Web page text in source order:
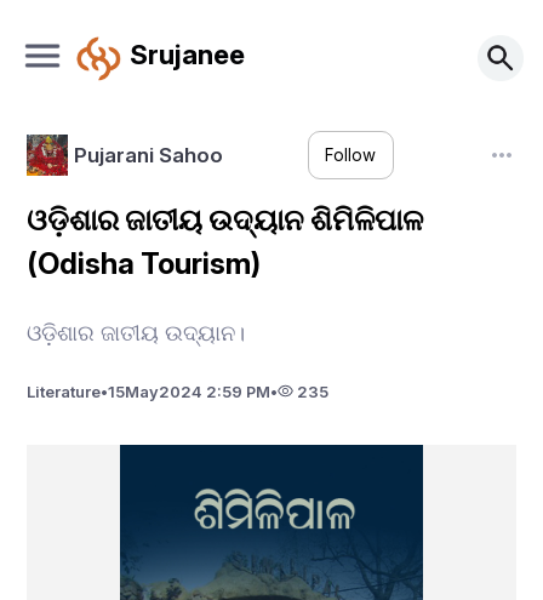
Srujanee
Pujarani Sahoo Follow
ଓଡ଼ିଶାର ଜାତୀୟ ଉଦ୍ୟାନ ଶିମିଳିପାଳ
(Odisha Tourism)
ଓଡ଼ିଶାର ଜାତୀୟ ଉଦ୍ୟାନ।
Literature•15May2024 2:59 PM• 235